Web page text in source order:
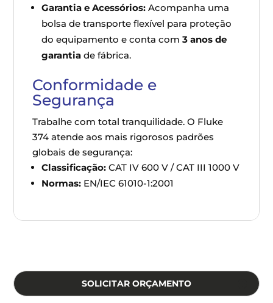
Garantia e Acessórios: Acompanha uma
bolsa de transporte flexível para proteção
do equipamento e conta com3 anos de
garantia de fábrica.
Conformidade e
Segurança
Trabalhe com total tranquilidade. O Fluke
374 atende aos mais rigorosos padrões
globais de segurança:
Classificação: CAT IV 600 V / CAT III 1000 V
Normas: EN/IEC 61010-1:2001
SOLICITAR ORÇAMENTO